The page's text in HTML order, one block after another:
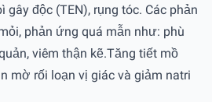
độc (TEN), rụng tóc. Các phản
phản ứng quá mẫn như: phù
viêm thận kẽ.Tăng tiết mồ
mờ rối loạn vị giác và giảm natri